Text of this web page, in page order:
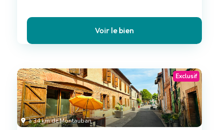
Voir le bien
à 34 km de Montauban
Exclusif